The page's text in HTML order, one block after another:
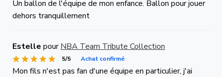
Un ballon de l'équipe de mon enfance. Ballon pour jouer
dehors tranquillement
Estelle pourNBA Team Tribute Collection
5/5 Achat confirmé
Mon fils n'est pas fan d'une équipe en particulier, j'ai